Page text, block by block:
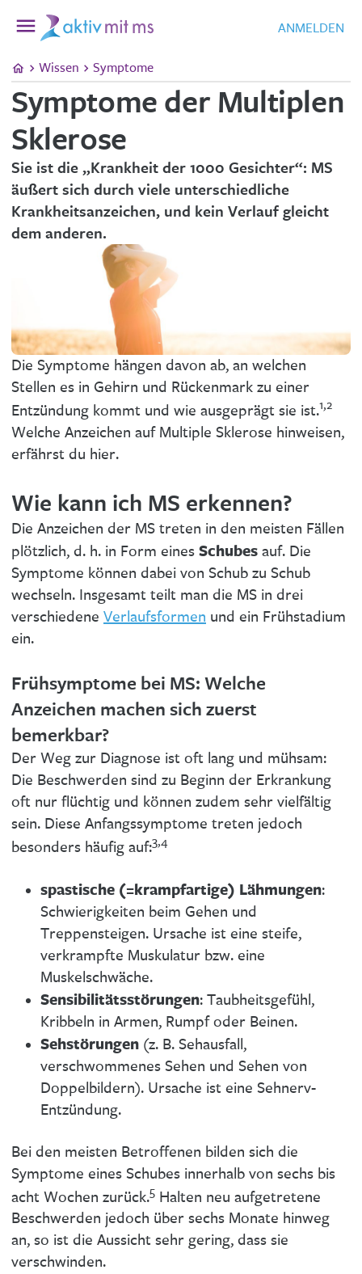
ANMELDEN
Wissen Symptome
Symptome der Multiplen
Sklerose
Sie ist die „Krankheit der 1000 Gesichter“: MS
äußert sich durch viele unterschiedliche
Krankheitsanzeichen, und kein Verlauf gleicht
dem anderen.
Die Symptome hängen davon ab, an welchen
Stellen es in Gehirn und Rückenmark zu einer
Entzündung kommt und wie ausgeprägt sie ist.1,2
Welche Anzeichen auf Multiple Sklerose hinweisen,
erfährst du hier.
Wie kann ich MS erkennen?
Die Anzeichen der MS treten in den meisten Fällen
plötzlich, d. h. in Form eines Schubes auf. Die
Symptome können dabei von Schub zu Schub
wechseln. Insgesamt teilt man die MS in drei
verschiedene Verlaufsformen und ein Frühstadium
ein.
Frühsymptome bei MS: Welche
Anzeichen machen sich zuerst
bemerkbar?
Der Weg zur Diagnose ist oft lang und mühsam:
Die Beschwerden sind zu Beginn der Erkrankung
oft nur flüchtig und können zudem sehr vielfältig
sein. Diese Anfangssymptome treten jedoch
besonders häufig auf:3,4
spastische (=krampfartige) Lähmungen:
Schwierigkeiten beim Gehen und
Treppensteigen. Ursache ist eine steife,
verkrampfte Muskulatur bzw. eine
Muskelschwäche.
Sensibilitätsstörungen: Taubheitsgefühl,
Kribbeln in Armen, Rumpf oder Beinen.
Sehstörungen (z. B. Sehausfall,
verschwommenes Sehen und Sehen von
Doppelbildern). Ursache ist eine Sehnerv-
Entzündung.
Bei den meisten Betroffenen bilden sich die
Symptome eines Schubes innerhalb von sechs bis
acht Wochen zurück.5 Halten neu aufgetretene
Beschwerden jedoch über sechs Monate hinweg
an, so ist die Aussicht sehr gering, dass sie
verschwinden.